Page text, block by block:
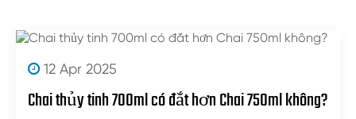
12 Apr 2025
Chai thủy tinh 700ml có đắt hơn Chai 750ml không?